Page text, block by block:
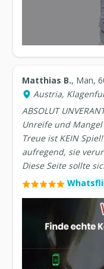
Matthias B., Man,
Austria,
ABSOLUT
Unreife und
Treue ist KEIN
aufregend, sie
Diese Seite sollte